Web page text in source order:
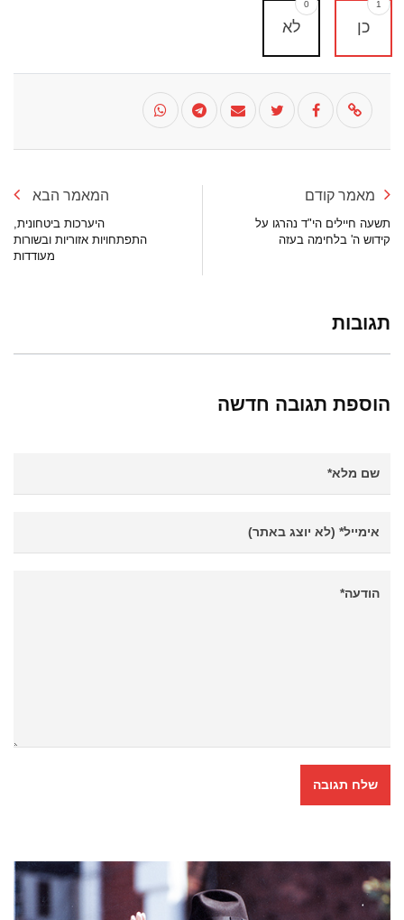
כן
1
לא
0
מאמר קודם
תשעה חיילים הי"ד נהרגו על
קידוש ה' בלחימה בעזה
המאמר הבא
היערכות ביטחונית,
התפתחויות אזוריות ובשורות
מעודדות
תגובות
הוספת תגובה חדשה